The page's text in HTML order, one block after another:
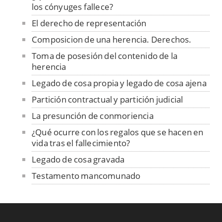
los cónyuges fallece?
El derecho de representación
Composicion de una herencia. Derechos.
Toma de posesión del contenido de la
herencia
Legado de cosa propia y legado de cosa ajena
Partición contractual y partición judicial
La presunción de conmoriencia
¿Qué ocurre con los regalos que se hacen en
vida tras el fallecimiento?
Legado de cosa gravada
Testamento mancomunado